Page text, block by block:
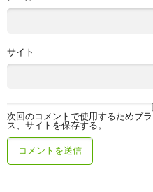
サイト
次回のコメントで使用するためブ
ス、サイトを保存する。